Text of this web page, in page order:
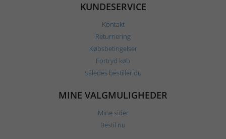
KUNDESERVICE
Kontakt
Returnering
Købsbetingelser
Fortryd køb
Således bestiller du
MINE VALGMULIGHEDER
Mine sider
Bestil nu